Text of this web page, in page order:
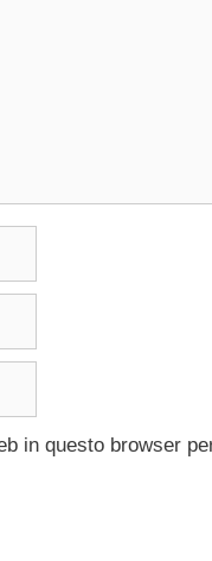
in questo browser